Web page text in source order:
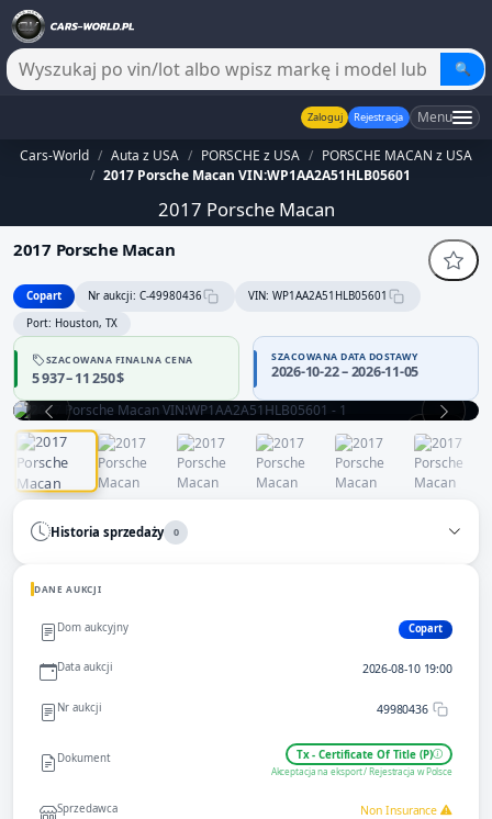
🔍
Zaloguj Rejestracja Menu
Cars-World / Auta z USA / PORSCHE z USA / PORSCHE MACAN z USA
/ 2017 Porsche Macan VIN:WP1AA2A51HLB05601
2017 Porsche Macan
2017 Porsche Macan
Copart Nr aukcji: C-49980436
VIN: WP1AA2A51HLB05601
Port: Houston, TX
SZACOWANA FINALNA CENA
5 937 – 11 250 $
SZACOWANA DATA DOSTAWY
2026-10-22 – 2026-11-05
Sprzedawca bez potwierdzonej wiarygodności — część danych
może być niepełna
Zachowaj ostrożność i dokładnie zweryfikuj historię pojazdu.
Historia sprzedaży 0
DANE AUKCJI
Dom aukcyjny Copart
Data aukcji 2026-08-10 19:00
Nr aukcji 49980436
Dokument Tx - Certificate Of Title (P)
Akceptacja na eksport / Rejestracja w Polsce
Sprzedawca Non Insurance